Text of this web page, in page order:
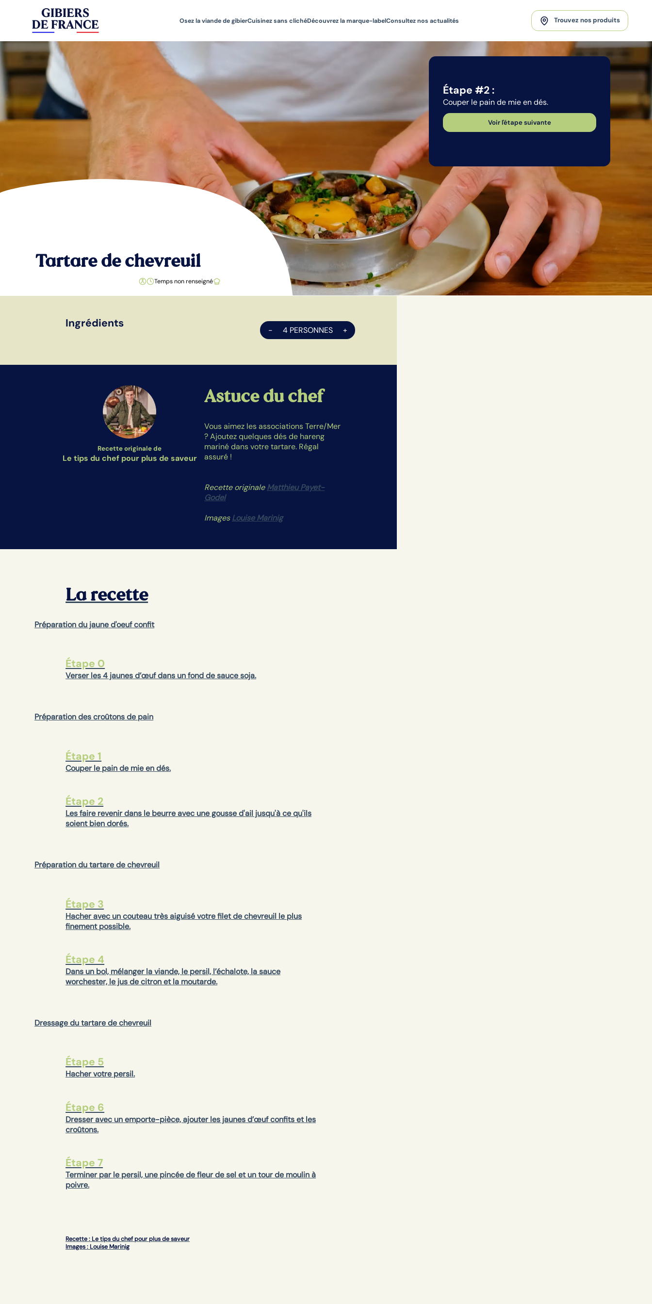
Osez la viande de gibierCuisinez sans clichéDécouvrez la marque-labelConsultez nos actualités Trouvez nos produits
Tartare de chevreuil
Temps non renseigné
Étape #1 :
Verser les 4 jaunes d’œuf dans un fond de
Étape #2 :
Couper le pain de mie en dés.
Voir l'étape suivante
Étape
Les faire
dorés.
Ingrédients
- 4 PERSONNES +
Recette originale de
Le tips du chef pour plus de saveur
Astuce du chef
Vous aimez les associations Terre/Mer
? Ajoutez quelques dés de hareng
mariné dans votre tartare. Régal
assuré !
Recette originaleMatthieu Payet-
Godel
ImagesLouise Marinig
La recette
Préparation du jaune d'oeuf confit
Étape 0
Verser les 4 jaunes d’œuf dans un fond de sauce soja.
Préparation des croûtons de pain
Étape 1
Couper le pain de mie en dés.
Étape 2
Les faire revenir dans le beurre avec une gousse d'ail jusqu'à ce qu'ils
soient bien dorés.
Préparation du tartare de chevreuil
Étape 3
Hacher avec un couteau très aiguisé votre filet de chevreuil le plus
finement possible.
Étape 4
Dans un bol, mélanger la viande, le persil, l’échalote, la sauce
worchester, le jus de citron et la moutarde.
Dressage du tartare de chevreuil
Étape 5
Hacher votre persil.
Étape 6
Dresser avec un emporte-pièce, ajouter les jaunes d’œuf confits et les
croûtons.
Étape 7
Terminer par le persil, une pincée de fleur de sel et un tour de moulin à
poivre.
Recette : Le tips du chef pour plus de saveur
Images : Louise Marinig